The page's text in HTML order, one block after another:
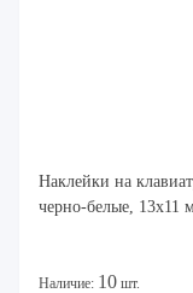
Наклейки на
черно-белые, 13х11
Наличие: 10 шт.